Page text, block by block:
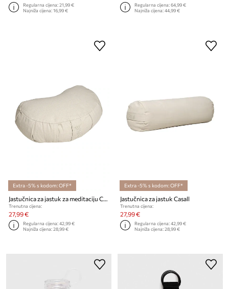
Regularna cijena:21,99 €
Najniža cijena:16,99 €
Regularna cijena:64,99 €
Najniža cijena:44,99 €
Extra -5% s kodom: OFF*
Jastučnica za jastuk za meditaciju Casall
Trenutna cijena:
27,99 €
Regularna cijena:42,99 €
Najniža cijena:28,99 €
Extra -5% s kodom: OFF*
Jastučnica za jastuk Casall
Trenutna cijena:
27,99 €
Regularna cijena:42,99 €
Najniža cijena:28,99 €